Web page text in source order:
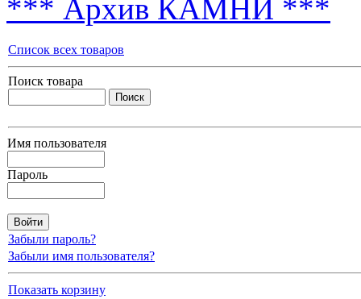
*** Архив КАМНИ ***
Список всех товаров
Поиск товара
Имя пользователя
Пароль
Забыли пароль?
Забыли имя пользователя?
Показать корзину